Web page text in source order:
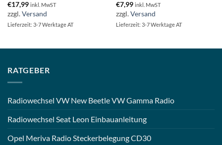
€17,99 inkl. MwST
zzgl.Versand
Lieferzeit: 3-7 Werktage AT
€7,99 inkl. MwST
zzgl.Versand
Lieferzeit: 3-7 Werktage AT
RATGEBER
Radiowechsel VW New Beetle VW Gamma Radio
Radiowechsel Seat Leon Einbauanleitung
Opel Meriva Radio Steckerbelegung CD30